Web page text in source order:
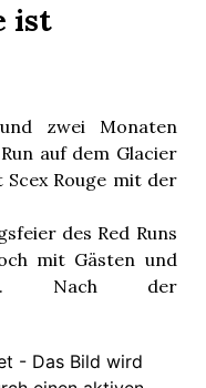
ist
zwei Monaten
auf dem Glacier
Scex Rouge mit der
des Red Runs
mit Gästen und
Nach der